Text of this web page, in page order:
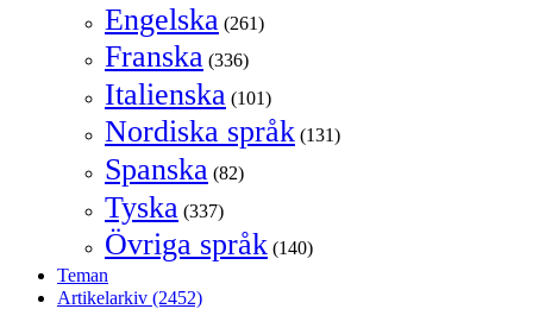
Engelska (261)
Franska (336)
Italienska (101)
Nordiska språk (131)
Spanska (82)
Tyska (337)
Övriga språk (140)
Teman
Artikelarkiv (2452)